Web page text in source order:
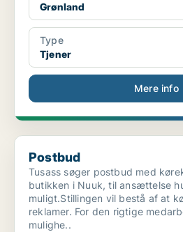
Grønland
Type
Tjener
Mere info
Postbud
Postbud
Tusass søger postbud med
butikken i Nuuk, til ansættelse
muligt.Stillingen vil bestå af at
reklamer. For den rigtige
mulighe..